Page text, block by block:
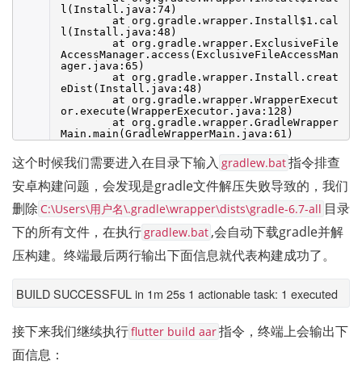
l(Install.java:74)
at org.gradle.wrapper.Install$1.cal
l(Install.java:48)
at org.gradle.wrapper.ExclusiveFile
AccessManager.access(ExclusiveFileAccessMan
ager.java:65)
at org.gradle.wrapper.Install.creat
eDist(Install.java:48)
at org.gradle.wrapper.WrapperExecut
or.execute(WrapperExecutor.java:128)
at org.gradle.wrapper.GradleWrapper
Main.main(GradleWrapperMain.java:61)
这个时候我们需要进入在目录下输入 gradlew.bat指令排查
安卓构建问题，会发现是gradle文件解压失败导致的，我们
删除 C:\Users\用户名\.gradle\wrapper\dists\gradle-6.7-all 目录
下的所有文件，在执行gradlew.bat ,会自动下载gradle并解
压构建。终端最后两行输出下面信息就代表构建成功了。
BUILD SUCCESSFUL in 1m 25s 1 actionable task: 1 executed
接下来我们继续执行flutter build aar指令，终端上会输出下
面信息：